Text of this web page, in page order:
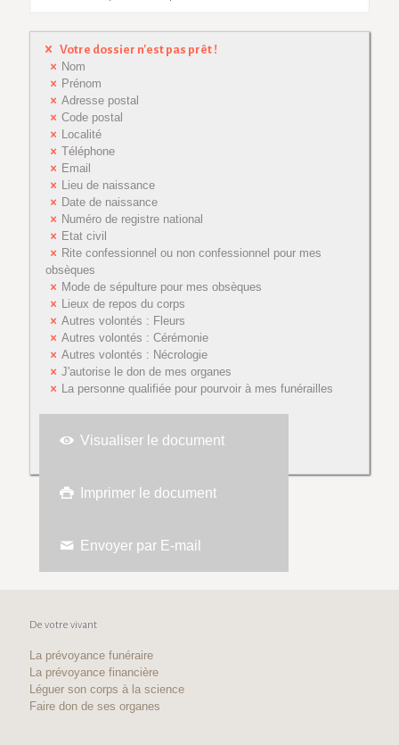
Votre dossier n'est pas prêt !
Nom
Prénom
Adresse postal
Code postal
Localité
Téléphone
Email
Lieu de naissance
Date de naissance
Numéro de registre national
Etat civil
Rite confessionnel ou non confessionnel pour mes
obsèques
Mode de sépulture pour mes obsèques
Lieux de repos du corps
Autres volontés : Fleurs
Autres volontés : Cérémonie
Autres volontés : Nécrologie
J'autorise le don de mes organes
La personne qualifiée pour pourvoir à mes funérailles
Visualiser le document
Imprimer le document
Envoyer par E-mail
De votre vivant
La prévoyance funéraire
La prévoyance financière
Léguer son corps à la science
Faire don de ses organes